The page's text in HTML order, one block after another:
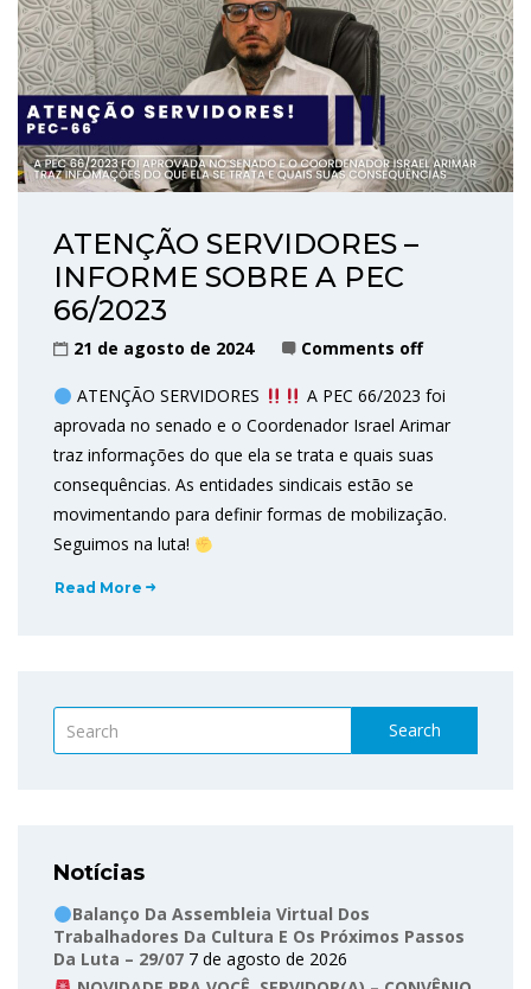
ATENÇÃO SERVIDORES –
INFORME SOBRE A PEC
66/2023
21 de agosto de 2024 Comments off
ATENÇÃO SERVIDORES
A PEC 66/2023 foi
aprovada no senado e o Coordenador Israel Arimar
traz informações do que ela se trata e quais suas
consequências. As entidades sindicais estão se
movimentando para definir formas de mobilização.
Seguimos na luta!
Read More
Search
Notícias
Balanço Da Assembleia Virtual Dos
Trabalhadores Da Cultura E Os Próximos Passos
Da Luta – 29/07 7 de agosto de 2026